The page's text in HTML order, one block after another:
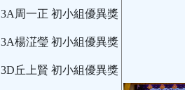
3A周一正 初小組優異獎
3A楊淽瑩 初小組優異獎
3D丘上賢 初小組優異獎